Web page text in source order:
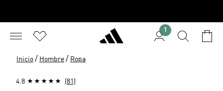
1
Inicio / Hombre / Ropa
4.8 (81)